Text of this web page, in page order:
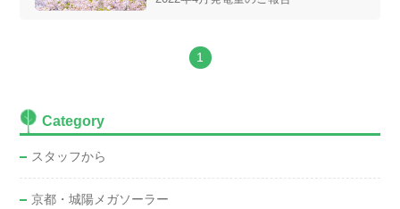
1
Category
スタッフから
京都・城陽メガソーラー